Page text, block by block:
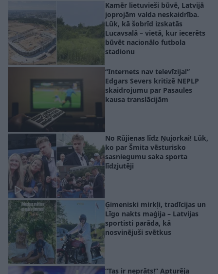
Kamēr lietuvieši būvē, Latvijā
joprojām valda neskaidrība.
Lūk, kā šobrīd izskatās
Lucavsalā – vietā, kur iecerēts
būvēt nacionālo futbola
stadionu
“Internets nav televīzija!”
Edgars Severs kritizē NEPLP
skaidrojumu par Pasaules
kausa translācijām
No Rūjienas līdz Ņujorkai! Lūk,
ko par Šmita vēsturisko
sasniegumu saka sporta
līdzjutēji
Ģimeniski mirkļi, tradīcijas un
Līgo nakts maģija – Latvijas
sportisti parāda, kā
nosvinējuši svētkus
“Tas ir neprāts!” Apturēja